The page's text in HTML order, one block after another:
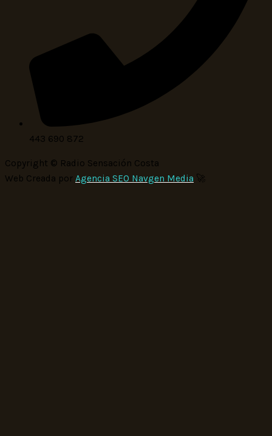
443 690 872
Copyright © Radio Sensación Costa
Web Creada por Agencia SEO Navgen Media 🚀